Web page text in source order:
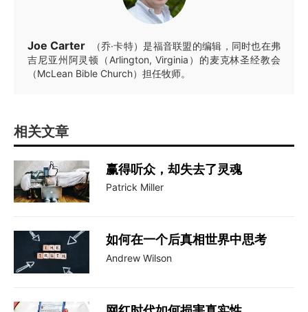
Joe Carter
（乔·卡特）是福音联盟的编辑，同时也在弗
吉尼亚州阿灵顿（Arlington, Virginia）的麦克林圣经教会
（McLean Bible Church）担任牧师。
相关文章
赢得听众，却失去了灵魂
Patrick Miller
如何在一个后真相世界中思考
Andrew Wilson